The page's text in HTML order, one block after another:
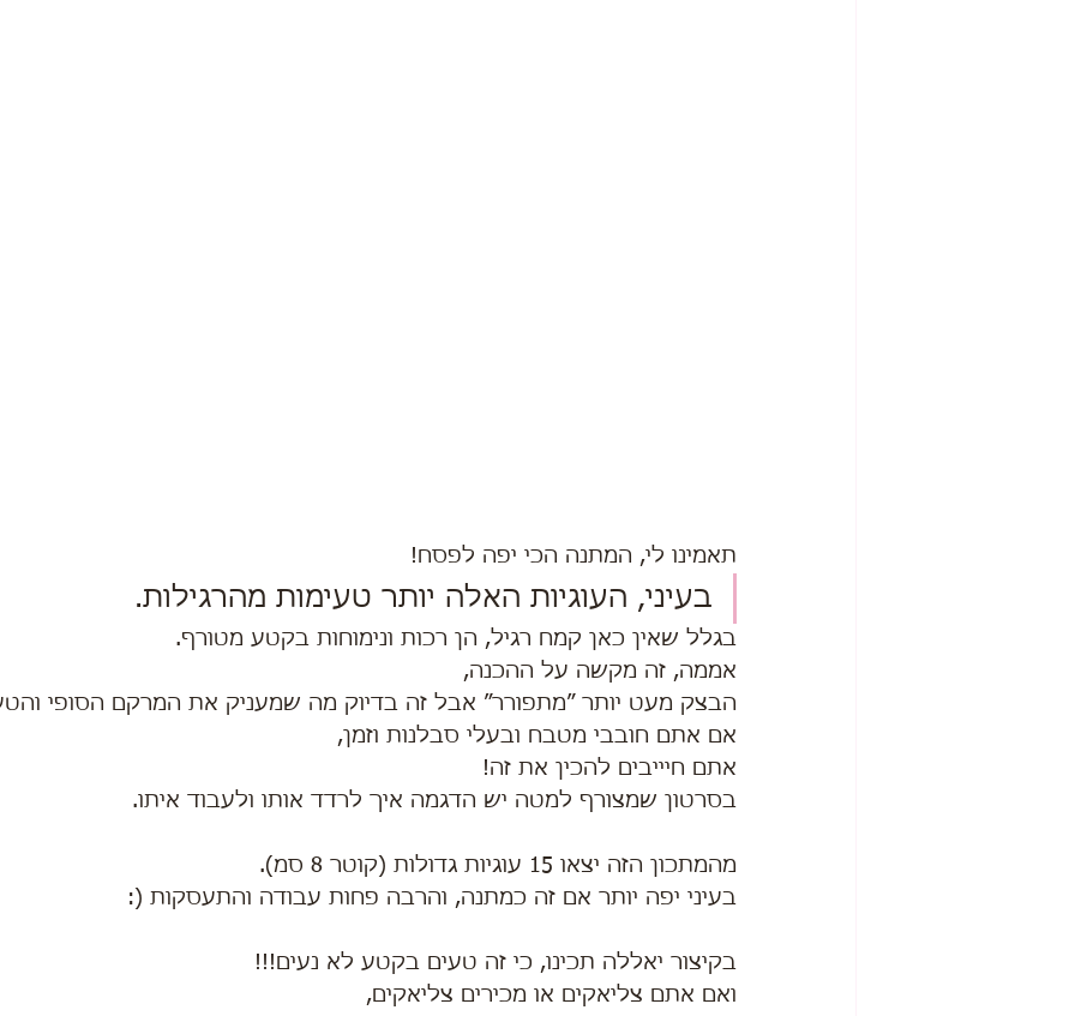
תאמינו לי, המתנה הכי יפה לפסח!
בעיני, העוגיות האלה יותר טעימות מהרגילות.
בגלל שאין כאן קמח רגיל, הן רכות ונימוחות בקטע מטורף.
אממה, זה מקשה על ההכנה,
הבצק מעט יותר ״מתפורר״ אבל זה בדיוק מה שמעניק את המרקם הסופי
אם אתם חובבי מטבח ובעלי סבלנות וזמן,
אתם חיייבים להכין את זה!
בסרטון שמצורף למטה יש הדגמה איך לרדד אותו ולעבוד איתו.
מהמתכון הזה יצאו 15 עוגיות גדולות (קוטר 8 סמ).
בעיני יפה יותר אם זה כמתנה, והרבה פחות עבודה והתעסקות (:
בקיצור יאללה תכינו, כי זה טעים בקטע לא נעים!!!
ואם אתם צליאקים או מכירים צליאקים,